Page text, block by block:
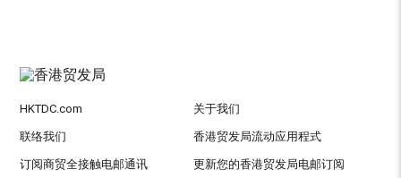
HKTDC.com 关于我们
联络我们 香港贸发局流动应用程式
订阅商贸全接触电邮通讯 更新您的香港贸发局电邮订阅